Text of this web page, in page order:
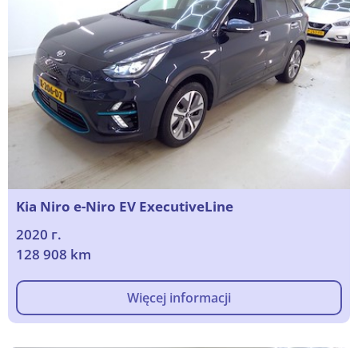
Kia Niro e-Niro EV ExecutiveLine
2020 г.
128 908 km
Więcej informacji